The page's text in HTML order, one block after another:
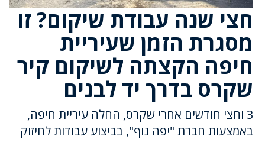
חצי שנה עבודת שיקום? זו
מסגרת הזמן שעיריית
חיפה הקצתה לשיקום קיר
שקרס בדרך יד לבנים
3 וחצי חודשים אחרי שקרס, החלה עיריית חיפה,
באמצעות חברת "יפה נוף", בביצוע עבודות לחיזוק